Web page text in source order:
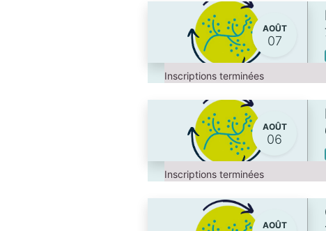
AOÛT
07
Inscriptions terminées
AOÛT
06
Inscriptions terminées
AOÛT